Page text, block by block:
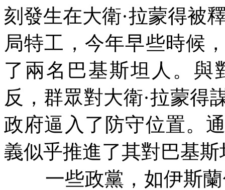
刻發生在大衛·拉蒙得被
局特工，今年早些時候
了兩名巴基斯坦人。與
反，群眾對大衛·拉蒙得
政府逼入了防守位置。
義似乎推進了其對巴基
一些政黨，如伊斯